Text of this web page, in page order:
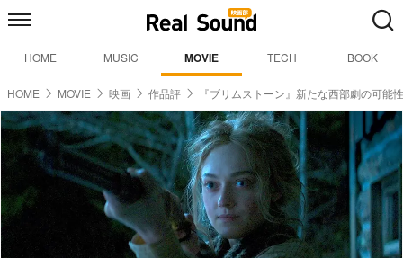
HOME MUSIC MOVIE TECH BOOK
HOME MOVIE 映画 作品評 『ブリムストーン』新たな西部劇の可能性